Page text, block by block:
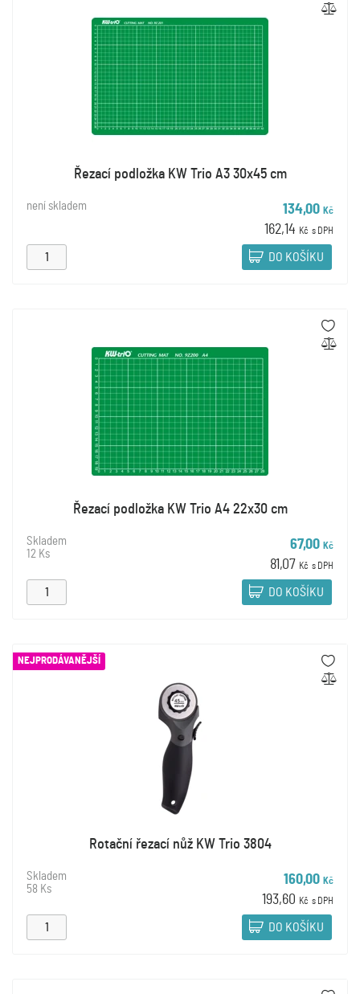
Řezací podložka KW Trio A3 30x45 cm
není skladem 134,00 Kč
162,14 Kč s DPH
DO KOŠÍKU
Řezací podložka KW Trio A4 22x30 cm
Skladem
12 Ks
67,00 Kč
81,07 Kč s DPH
DO KOŠÍKU
NEJPRODÁVANĚJŠÍ
Rotační řezací nůž KW Trio 3804
Skladem
58 Ks
160,00 Kč
193,60 Kč s DPH
DO KOŠÍKU